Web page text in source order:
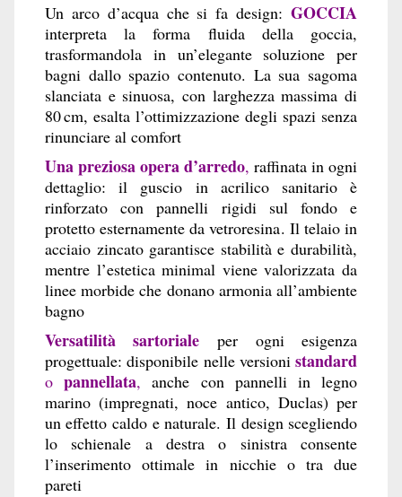
Un arco d’acqua che si fa design:GOCCIA
interpreta la forma fluida della goccia,
trasformandola in un’elegante soluzione per
bagni dallo spazio contenuto. La sua sagoma
slanciata e sinuosa, con larghezza massima di
80 cm, esalta l’ottimizzazione degli spazi senza
rinunciare al comfort
Una preziosa opera d’arredo, raffinata in ogni
dettaglio: il guscio in acrilico sanitario è
rinforzato con pannelli rigidi sul fondo e
protetto esternamente da vetroresina. Il telaio in
acciaio zincato garantisce stabilità e durabilità,
mentre l’estetica minimal viene valorizzata da
linee morbide che donano armonia all’ambiente
bagno
Versatilità sartoriale per ogni esigenza
progettuale: disponibile nelle versionistandard
opannellata, anche con pannelli in legno
marino (impregnati, noce antico, Duclas) per
un effetto caldo e naturale. Il design scegliendo
lo schienale a destra o sinistra consente
l’inserimento ottimale in nicchie o tra due
pareti